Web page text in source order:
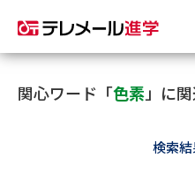
資料請求
大学・短大の資料種類から
関心ワード「色素」に
検索